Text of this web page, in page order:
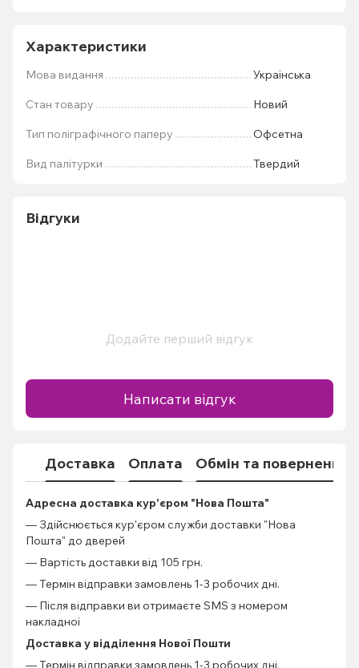
Характеристики
Мова видання Українська
Стан товару Новий
Тип поліграфічного паперу Офсетна
Вид палітурки Твердий
Відгуки
Додайте перший відгук
Написати відгук
Доставка Оплата Обмін та повернення
Адресна доставка кур'єром "Нова Пошта"
— Здійснюється кур'єром служби доставки "Нова
Пошта" до дверей
— Вартість доставки від 105 грн.
— Термін відправки замовлень 1-3 робочих дні.
— Після відправки ви отримаєте SMS з номером
накладної
Доставка у відділення Нової Пошти